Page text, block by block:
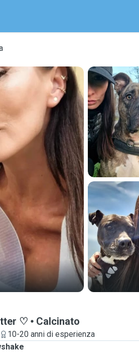
♡ Calcinato
10-20 anni di esperienza